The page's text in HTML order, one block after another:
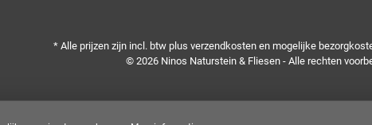
* Alle prijzen zijn incl. btw plus verzendkostenen mogelijke
© 2026 Ninos Naturstein & Fliesen - Alle rechten